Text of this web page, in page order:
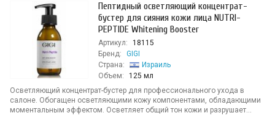
Пептидный осветляющий концентрат-
бустер для сияния кожи лица NUTRI-
PEPTIDE Whitening Booster
Артикул:
18115
Бренд:
GIGI
Страна:
Израиль
Объем:
125 мл
Осветляющий концентрат-бустер для профессионального ухода в
салоне. Обогащен осветляющими кожу компонентами, обладающими
моментальным эффектом. Осветляет общий тон кожи и разрушает...